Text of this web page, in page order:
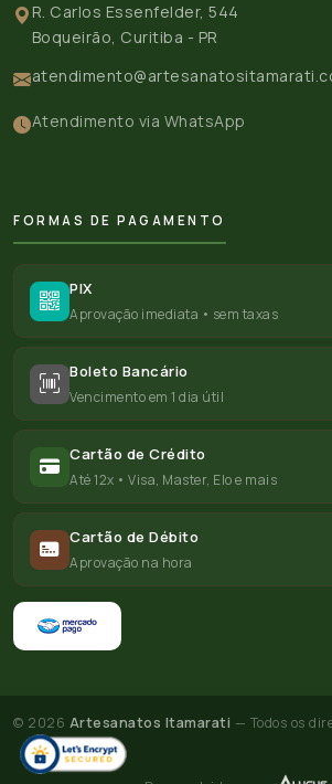
R. Carlos Essenfelder, 544
Boqueirão, Curitiba - PR
Atendimento via WhatsApp
FORMAS DE PAGAMENTO
PIX
Aprovação imediata • sem taxas
Boleto Bancário
Vencimento em 1 dia útil
Cartão de Crédito
Até 12x • Visa, Master, Elo e mais
Cartão de Débito
Aprovação na hora
© 2026 Artesanatos Itamarati — Todos os